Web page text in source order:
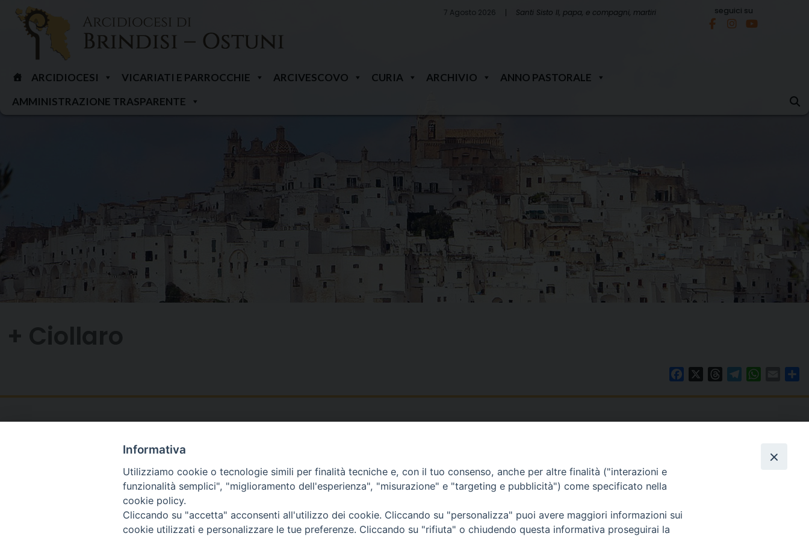
Skip
content
7 Agosto 2026 Santi Sisto II, papa, e compagni, martiri seguici su
ARCIDIOCESI VICARIATI E PARROCCHIE ARCIVESCOVO CURIA ARCHIVIO
ANNO PASTORALE
AMMINISTRAZIONE TRASPARENTE
FacebookThreadsTelegram Email
Tel 0831.521958
Fax 0831.528315
Mar. / Mer. / Giov. ore 9 - 13
nei mesi estivi solo Martedì ore 9 -
13
Copyright © Arcidiocesi di Brindisi – Ostuni
Informativa
Utilizziamo cookie o tecnologie simili per finalità tecniche e, con il tuo consenso, anche per altre finalità ("interazioni e
funzionalità semplici", "miglioramento dell'esperienza", "misurazione" e "targeting e pubblicità") come specificato nella
cookie policy.
Cliccando su "accetta" acconsenti all'utilizzo dei cookie. Cliccando su "personalizza" puoi avere maggiori informazioni sui
cookie utilizzati e personalizzare le tue preferenze. Cliccando su "rifiuta" o chiudendo questa informativa proseguirai la